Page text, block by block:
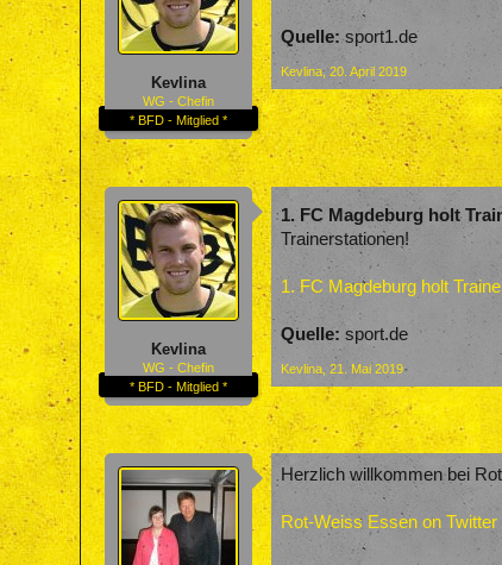
Kevlina
WG - Chefin
* BFD - Mitglied *
Quelle:sport1.de
Kevlina, 20. April 2019
Kevlina
WG - Chefin
* BFD - Mitglied *
1. FC Magdeburg holt
Trainerstationen!
1. FC Magdeburg holt
Quelle: sport.de
Kevlina 21. Mai 2019
Herzlich willkommen bei
Rot-Weiss Essen on Twitter